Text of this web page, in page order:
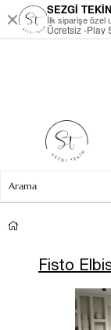
Fisto
SEZGİ TEKİN
İlk siparişe özel
Ücretsiz -Play